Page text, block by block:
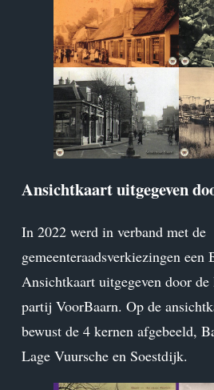
Ansichtkaart uitgegeven
In 2022 werd in verband met de
gemeenteraadsverkiezingen een
Ansichtkaart uitgegeven door
partij VoorBaarn. Op de
bewust de 4 kernen afgebeeld,
Lage Vuursche en Soestdijk.